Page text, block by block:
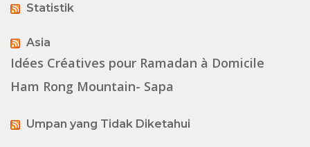
Statistik
Asia
Idées Créatives pour Ramadan à Domicile
Ham Rong Mountain- Sapa
Umpan yang Tidak Diketahui